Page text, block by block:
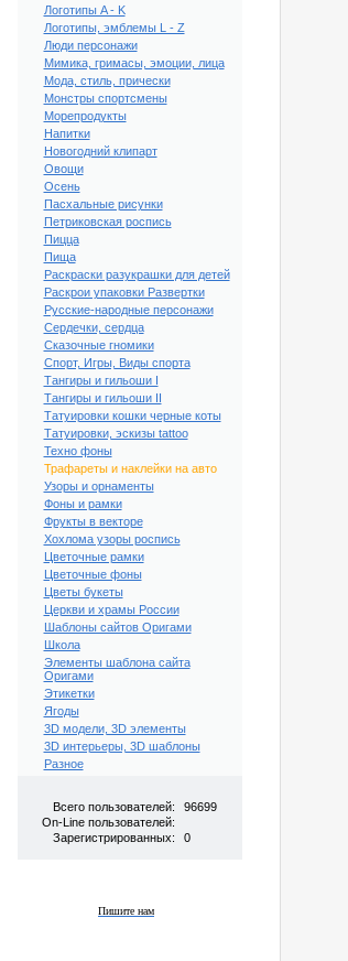
Логотипы A - K
Логотипы, эмблемы L - Z
Люди персонажи
Мимика, гримасы, эмоции, лица
Мода, стиль, прически
Монстры спортсмены
Морепродукты
Напитки
Новогодний клипарт
Овощи
Осень
Пасхальные рисунки
Петриковская роспись
Пицца
Пища
Раскраски разукрашки для детей
Раскрои упаковки Развертки
Русские-народные персонажи
Сердечки, сердца
Сказочные гномики
Спорт, Игры, Виды спорта
Тангиры и гильоши I
Тангиры и гильоши II
Татуировки кошки черные коты
Татуировки, эскизы tattoo
Техно фоны
Трафареты и наклейки на авто
Узоры и орнаменты
Фоны и рамки
Фрукты в векторе
Хохлома узоры роспись
Цветочные рамки
Цветочные фоны
Цветы букеты
Церкви и храмы России
Шаблоны сайтов Оригами
Школа
Элементы шаблона сайта
Оригами
Этикетки
Ягоды
3D модели, 3D элементы
3D интерьеры, 3D шаблоны
Разное
Всего пользователей:
96699
On-Line пользователей:
Зарегистрированных:
0
Пишите нам